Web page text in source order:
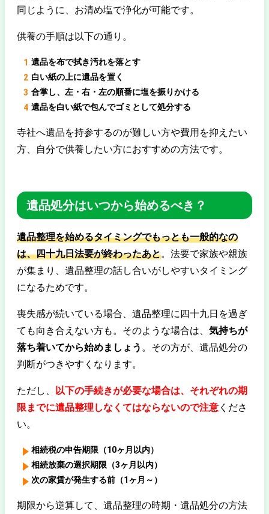
同じように、お清め塩で浄化が可能です。
供養の手順は以下の通り。
遺品を布で拭き汚れを落とす
白い紙の上に遺品を置く
合掌し、左・右・左の順番に塩を振りかける
遺品を白い紙で包んでゴミとして処分する
寺社へ遺品を持参するのが難しい方や費用を抑えたい
方、自分で供養したい方におすすめの方法です。
遺品処分はいつから始めるべき？
遺品整理を始めるタイミングでもっとも一般的なの
は、四十九日法要が終わったあと。法要で家族や親族
が集まり、遺品整理の話し合いがしやすいタイミング
になるためです。
喪失感が続いている場合、遺品整理に四十九日を過ぎ
ても向き合えない方も。そのような場合は、 気持ちが
落ち着いてから始めましょう 。その方が、遺品処分の
判断がつきやすくなります。
ただし、 以下の手続きが必要な場合は、それぞれの期
限までに遺品整理しなくてはならないので注意くださ
い。
相続税の申告期限（10ヶ月以内）
相続放棄の選択期限（3ヶ月以内）
次の家賃が発生する前（1ヶ月～）
期限から逆算して、遺品整理の時期・遺品処分の方法